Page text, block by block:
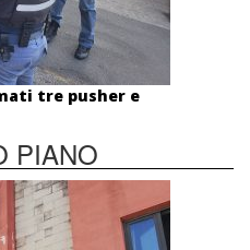
tre pusher e
PIANO